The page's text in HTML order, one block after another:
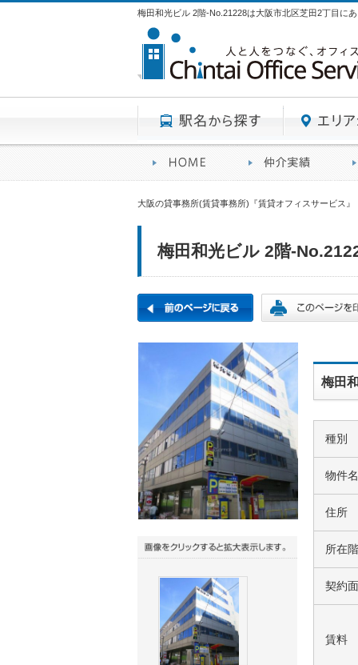
梅田和光ビル 2階-No.21228は大阪市北区芝田2丁目に
大阪の貸事務所(賃貸事務所)『賃貸オフィスサービス』
梅田和光ビル 2階-
梅田
種別
物件名
住所
所在階
契約
賃料